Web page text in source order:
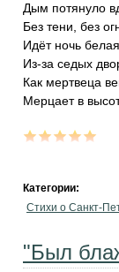
Дым потянуло
Без тени, без
Идёт ночь
Из-за седых
Как мертвеца
Мерцает в
Категории:
Стихи о Санкт-
"Был